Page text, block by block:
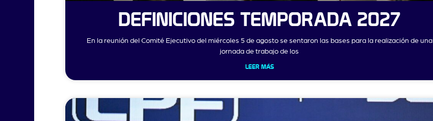
DEFINICIONES TEMPORADA 2027
En la reunión del Comité Ejecutivo del miércoles 5 de agosto se sentaron las bases para la realización de una
jornada de trabajo de los
LEER MÁS